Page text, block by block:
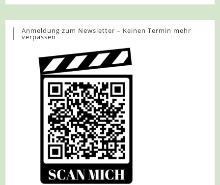
Im
Anmeldung zum Newsletter – Keinen Termin mehr
verpassen